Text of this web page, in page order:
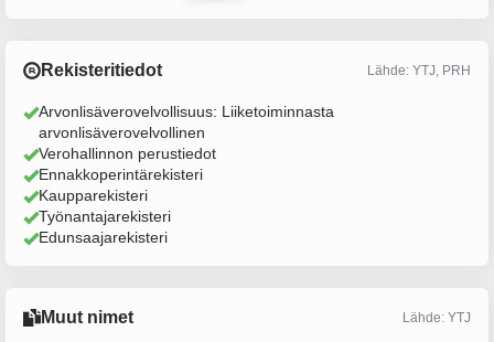
Rekisteritiedot Lähde: YTJ, PRH
Arvonlisäverovelvollisuus: Liiketoiminnasta
arvonlisäverovelvollinen
Verohallinnon perustiedot
Ennakkoperintärekisteri
Kaupparekisteri
Työnantajarekisteri
Edunsaajarekisteri
Muut nimet Lähde: YTJ